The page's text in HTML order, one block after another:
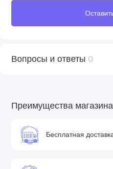
Вопросы и ответы 0
Преимущества магазина
Бесплатная